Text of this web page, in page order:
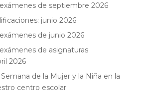
de septiembre 2026
junio 2026
de junio 2026
de asignaturas
2026
de la Mujer y la Niña en la
centro escolar